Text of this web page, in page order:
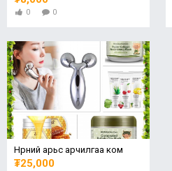
0 0
Нүүрний арьс арчилгаа ком
₮25,000